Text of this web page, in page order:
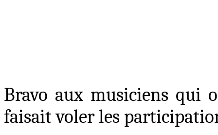
Bravo aux musiciens qui
faisait voler les